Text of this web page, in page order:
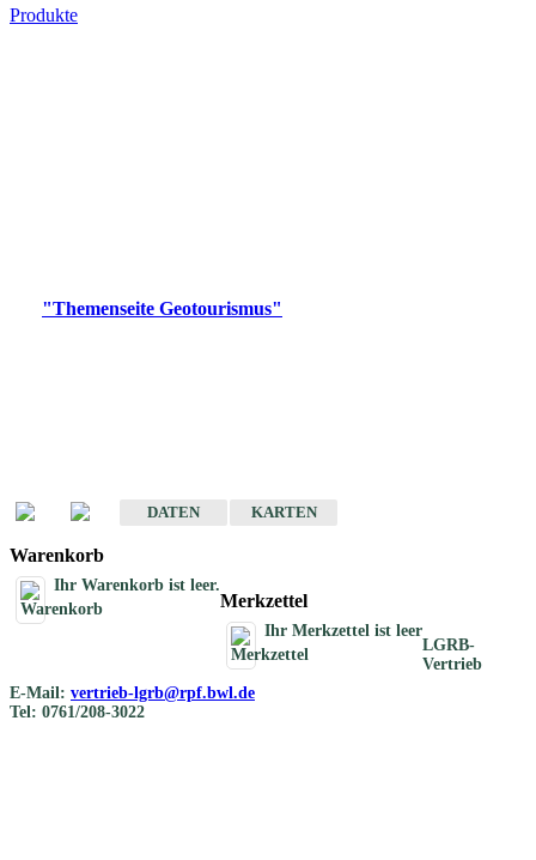
Produkte
"Themenseite Geotourismus"
DATEN
KARTEN
Warenkorb
Ihr Warenkorb ist leer.
Merkzettel
Ihr Merkzettel ist leer
LGRB-
Vertrieb
E-Mail: vertrieb-lgrb@rpf.bwl.de
Tel: 0761/208-3022